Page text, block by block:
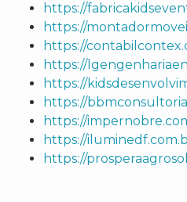
https://
https://
https://
https://
https://
https://
https://
https://
https://